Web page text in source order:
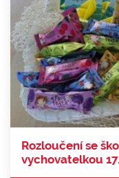
Rozloučení se
vychovatelkou